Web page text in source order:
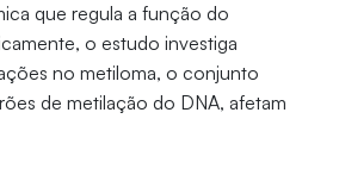
que regula a função do
o estudo investiga
no metiloma, o conjunto
de metilação do DNA, afetam